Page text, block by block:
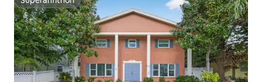
Superanfitrión